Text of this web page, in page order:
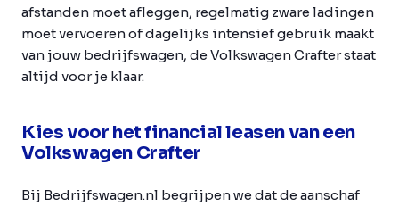
afstanden moet afleggen, regelmatig zware ladingen
moet vervoeren of dagelijks intensief gebruik maakt
van jouw bedrijfswagen, de Volkswagen Crafter staat
altijd voor je klaar.
Kies voor het financial leasen van een
Volkswagen Crafter
Bij Bedrijfswagen.nl begrijpen we dat de aanschaf